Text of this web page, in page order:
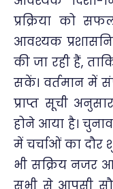
प्रक्रिया को
आवश्यक
की जा रही हैं,
सकें। वर्तमान में
प्राप्त सूची
होने आया है।
में चर्चाओं का दौर
भी सक्रिय नजर
सभी से आपसी